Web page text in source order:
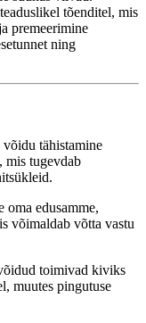
tõenditel, mis
premeerimine
ning
võidu tähistamine
mis tugevdab
oma edusamme,
võimaldab võtta vastu
toimivad kiviks
muutes pingutuse